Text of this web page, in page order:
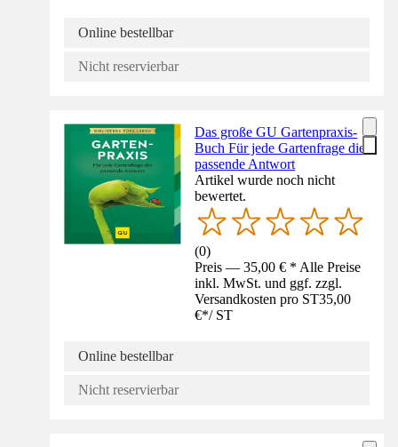
Online bestellbar
Nicht reservierbar
Das große GU Gartenpraxis-
Buch Für jede Gartenfrage die
passende Antwort
Artikel wurde noch nicht
bewertet.
(0)
Preis — 35,00 € * Alle Preise
inkl. MwSt. und ggf. zzgl.
Versandkosten pro ST35,00
€*/ ST
Online bestellbar
Nicht reservierbar